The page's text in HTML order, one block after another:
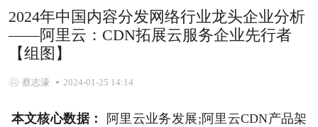
2024年中国内容分发网络行业龙头企业分析
——阿里云：CDN拓展云服务企业先行者
【组图】
蔡志濠 2024-01-25 14:14
本文核心数据：
阿里云业务发展;阿里云CDN产品架